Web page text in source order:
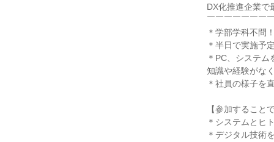
DX化推進企業で
￣￣￣￣￣￣￣
＊学部学科不問
＊半日で実施予
＊PC、システ
知識や経験がな
＊社員の様子を
【参加すること
＊システムとヒ
＊デジタル技術